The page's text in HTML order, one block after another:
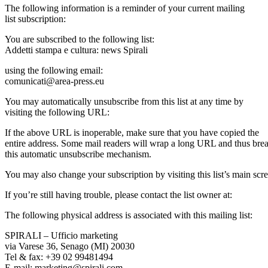
The following information is a reminder of your current mailing
list subscription:
You are subscribed to the following list:
Addetti stampa e cultura: news Spirali
using the following email:
comunicati@area-press.eu
You may automatically unsubscribe from this list at any time by
visiting the following URL:
If the above URL is inoperable, make sure that you have copied the
entire address. Some mail readers will wrap a long URL and thus
this automatic unsubscribe mechanism.
You may also change your subscription by visiting this list’s main
If you’re still having trouble, please contact the list owner at:
The following physical address is associated with this mailing list:
SPIRALI – Ufficio marketing
via Varese 36, Senago (MI) 20030
Tel & fax: +39 02 99481494